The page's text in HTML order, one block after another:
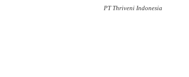
PT Thriveni Indonesia